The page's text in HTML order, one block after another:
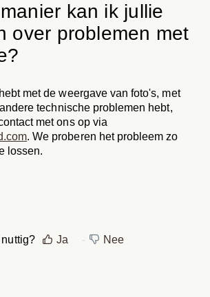
kan ik jullie
over problemen met
met de weergave van foto's, met
technische problemen hebt,
met ons op via
. We proberen het probleem zo
lossen.
Ja Nee